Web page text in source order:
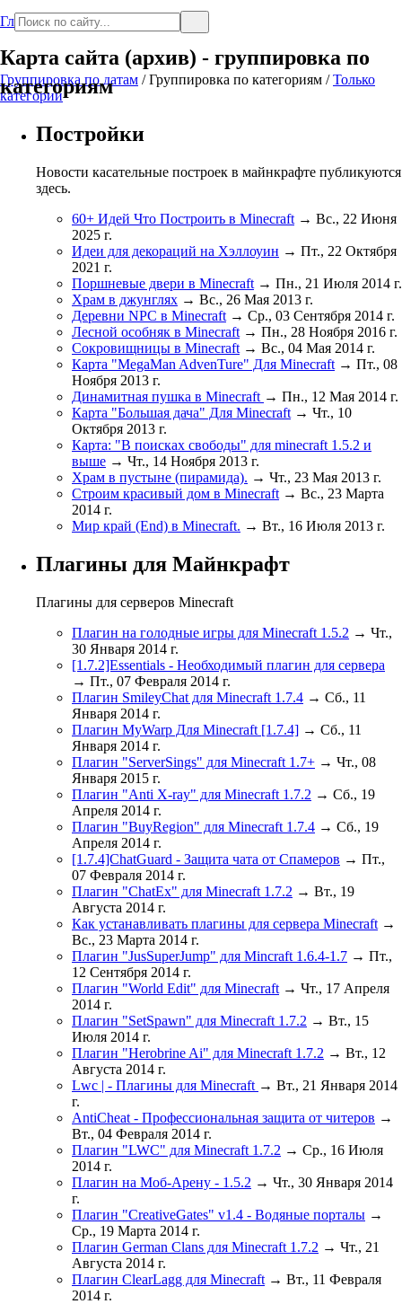
Главная
Карта сайта (архив) - группировка по
категориям
Группировка по датам /Группировка по категориям /Только
категории
Постройки
Новости касательные построек в майнкрафте публикуются
здесь.
60+ Идей Что Построить в Minecraft → Вс., 22 Июня
2025 г.
Идеи для декораций на Хэллоуин → Пт., 22 Октября
2021 г.
Поршневые двери в Minecraft → Пн., 21 Июля 2014 г.
Храм в джунглях → Вс., 26 Мая 2013 г.
Деревни NPC в Minecraft → Ср., 03 Сентября 2014 г.
Лесной особняк в Minecraft → Пн., 28 Ноября 2016 г.
Сокровищницы в Minecraft → Вс., 04 Мая 2014 г.
Карта "MegaMan AdvenTure" Для Minecraft → Пт., 08
Ноября 2013 г.
Динамитная пушка в Minecraft → Пн., 12 Мая 2014 г.
Карта "Большая дача" Для Minecraft → Чт., 10
Октября 2013 г.
Карта: "В поисках свободы" для minecraft 1.5.2 и
выше → Чт., 14 Ноября 2013 г.
Храм в пустыне (пирамида). → Чт., 23 Мая 2013 г.
Строим красивый дом в Minecraft → Вс., 23 Марта
2014 г.
Мир край (End) в Minecraft. → Вт., 16 Июля 2013 г.
Плагины для Майнкрафт
Плагины для серверов Minecraft
Плагин на голодные игры для Minecraft 1.5.2 → Чт.,
30 Января 2014 г.
[1.7.2]Essentials - Необходимый плагин для сервера
→ Пт., 07 Февраля 2014 г.
Плагин SmileyChat для Minecraft 1.7.4 → Сб., 11
Января 2014 г.
Плагин MyWarp Для Minecraft [1.7.4] → Сб., 11
Января 2014 г.
Плагин "ServerSings" для Minecraft 1.7+ → Чт., 08
Января 2015 г.
Плагин "Anti X-ray" для Minecraft 1.7.2 → Сб., 19
Апреля 2014 г.
Плагин "BuyRegion" для Minecraft 1.7.4 → Сб., 19
Апреля 2014 г.
[1.7.4]ChatGuard - Защита чата от Спамеров → Пт.,
07 Февраля 2014 г.
Плагин "ChatEx" для Minecraft 1.7.2 → Вт., 19
Августа 2014 г.
Как устанавливать плагины для сервера Minecraft →
Вс., 23 Марта 2014 г.
Плагин "JusSuperJump" для Mincraft 1.6.4-1.7 → Пт.,
12 Сентября 2014 г.
Плагин "World Edit" для Minecraft → Чт., 17 Апреля
2014 г.
Плагин "SetSpawn" для Minecraft 1.7.2 → Вт., 15
Июля 2014 г.
Плагин "Herobrine Ai" для Minecraft 1.7.2 → Вт., 12
Августа 2014 г.
Lwc | - Плагины для Minecraft → Вт., 21 Января 2014
г.
AntiCheat - Профессиональная защита от читеров →
Вт., 04 Февраля 2014 г.
Плагин "LWC" для Minecraft 1.7.2 → Ср., 16 Июля
2014 г.
Плагин на Моб-Арену - 1.5.2 → Чт., 30 Января 2014
г.
Плагин "CreativeGates" v1.4 - Водяные порталы →
Ср., 19 Марта 2014 г.
Плагин German Clans для Minecraft 1.7.2 → Чт., 21
Августа 2014 г.
Плагин ClearLagg для Minecraft → Вт., 11 Февраля
2014 г.